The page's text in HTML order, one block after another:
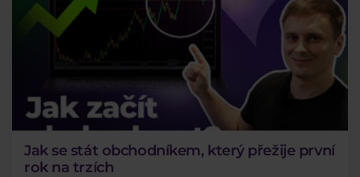
Jak se stát obchodníkem, který přežije první
rok na trzích